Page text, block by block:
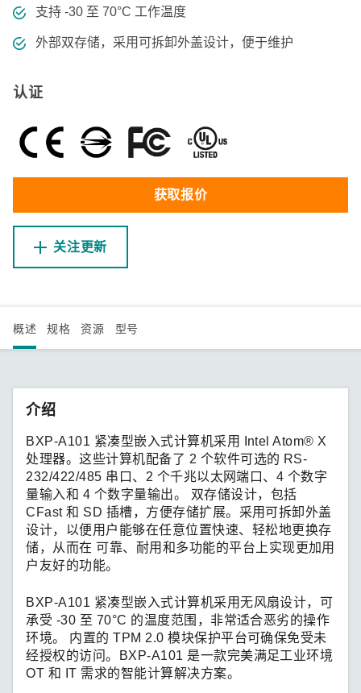
支持 -30 至 70°C 工作温度
外部双存储，采用可拆卸外盖设计，便于维护
认证
获取报价
关注更新
概述 规格 资源 型号
介绍
BXP-A101 紧凑型嵌入式计算机采用 Intel Atom® X
处理器。这些计算机配备了 2 个软件可选的 RS-
232/422/485 串口、2 个千兆以太网端口、4 个数字
量输入和 4 个数字量输出。 双存储设计，包括
CFast 和 SD 插槽，方便存储扩展。采用可拆卸外盖
设计，以便用户能够在任意位置快速、轻松地更换存
储，从而在 可靠、耐用和多功能的平台上实现更加用
户友好的功能。
BXP-A101 紧凑型嵌入式计算机采用无风扇设计，可
承受 -30 至 70°C 的温度范围，非常适合恶劣的操作
环境。 内置的 TPM 2.0 模块保护平台可确保免受未
经授权的访问。BXP-A101 是一款完美满足工业环境
OT 和 IT 需求的智能计算解决方案。